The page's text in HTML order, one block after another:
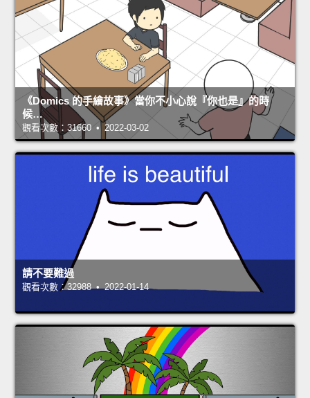
《Domics 的手繪故事》當你不小心說『你也是』的時
候…
觀看次數：31660 • 2022-03-02
請不要難過
觀看次數：32988 • 2022-01-14